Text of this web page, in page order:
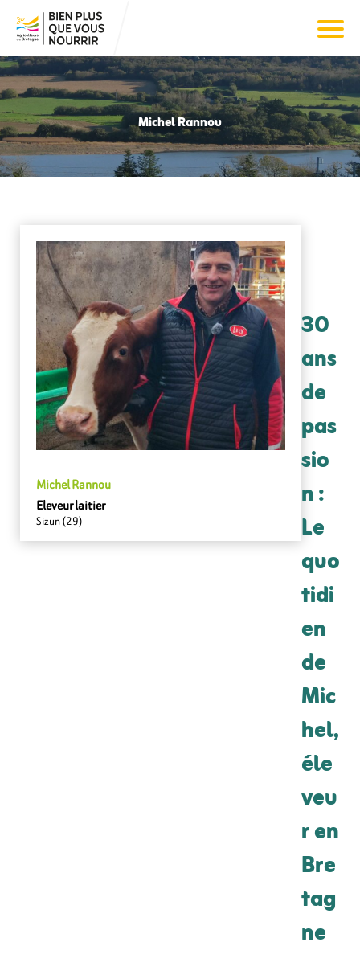
Michel Rannou
Michel Rannou
Eleveur laitier
Sizun (29)
30
ans
de
pas
sio
n :
Le
quo
tidi
en
de
Mic
hel,
éle
veu
r en
Bre
tag
ne